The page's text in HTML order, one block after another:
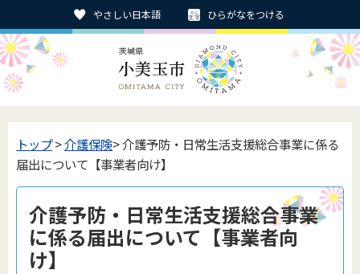
やさしい日本語 ひらがなをつける
トップ>介護保険> 介護予防・日常生活支援総合事業に係る
届出について【事業者向け】
介護予防・日常生活支援総合事業
に係る届出について【事業者向
け】